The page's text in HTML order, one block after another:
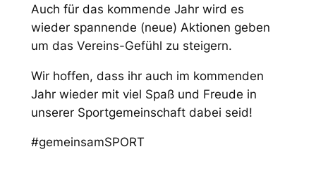
Auch für das kommende Jahr wird es
wieder spannende (neue) Aktionen geben
um das Vereins-Gefühl zu steigern.
Wir hoffen, dass ihr auch im kommenden
Jahr wieder mit viel Spaß und Freude in
unserer Sportgemeinschaft dabei seid!
#gemeinsamSPORT